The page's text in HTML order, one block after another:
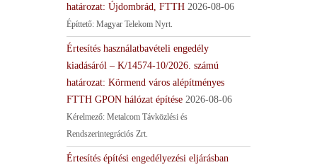
határozat: Újdombrád, FTTH 2026-08-06
Építtető: Magyar Telekom Nyrt.
Értesítés használatbavételi engedély
kiadásáról – K/14574-10/2026. számú
határozat: Körmend város alépítményes
FTTH GPON hálózat építése 2026-08-06
Kérelmező: Metalcom Távközlési és
Rendszerintegrációs Zrt.
Értesítés építési engedélyezési eljárásban